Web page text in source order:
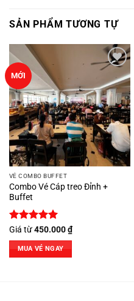
SẢN PHẨM TƯƠNG TỰ
MỚI
Add to
wishlist
VÉ COMBO BUFFET
Combo Vé Cáp treo Đỉnh +
Buffet
Được xếp
hạng55
sao
Giá từ450.000₫
MUA VÉ NGAY